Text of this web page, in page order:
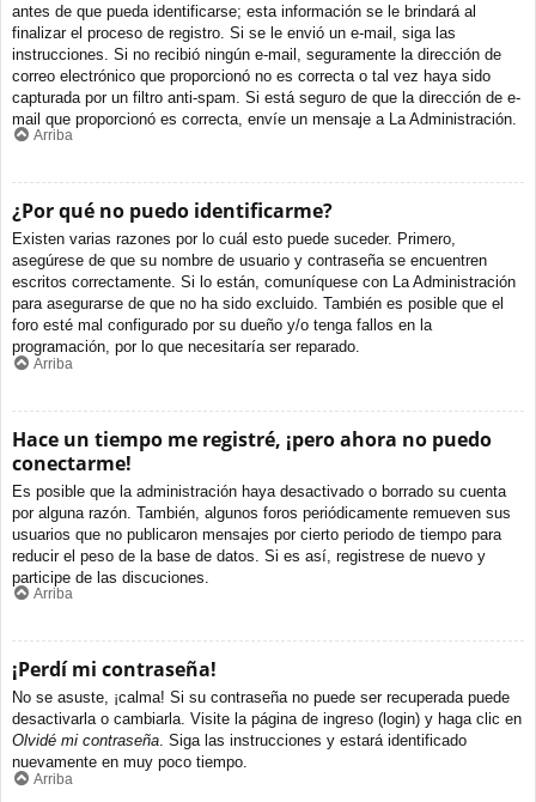
antes de que pueda identificarse; esta información se le brindará al
finalizar el proceso de registro. Si se le envió un e-mail, siga las
instrucciones. Si no recibió ningún e-mail, seguramente la dirección de
correo electrónico que proporcionó no es correcta o tal vez haya sido
capturada por un filtro anti-spam. Si está seguro de que la dirección de e-
mail que proporcionó es correcta, envíe un mensaje a La Administración.
Arriba
¿Por qué no puedo identificarme?
Existen varias razones por lo cuál esto puede suceder. Primero,
asegúrese de que su nombre de usuario y contraseña se encuentren
escritos correctamente. Si lo están, comuníquese con La Administración
para asegurarse de que no ha sido excluido. También es posible que el
foro esté mal configurado por su dueño y/o tenga fallos en la
programación, por lo que necesitaría ser reparado.
Arriba
Hace un tiempo me registré, ¡pero ahora no puedo
conectarme!
Es posible que la administración haya desactivado o borrado su cuenta
por alguna razón. También, algunos foros periódicamente remueven sus
usuarios que no publicaron mensajes por cierto periodo de tiempo para
reducir el peso de la base de datos. Si es así, registrese de nuevo y
participe de las discuciones.
Arriba
¡Perdí mi contraseña!
No se asuste, ¡calma! Si su contraseña no puede ser recuperada puede
desactivarla o cambiarla. Visite la página de ingreso (login) y haga clic en
Olvidé mi contraseña. Siga las instrucciones y estará identificado
nuevamente en muy poco tiempo.
Arriba